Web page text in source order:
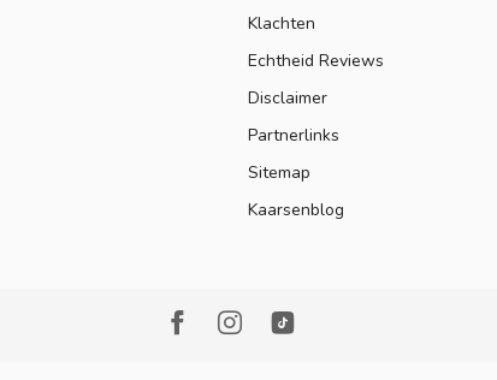
Klachten
Echtheid Reviews
Disclaimer
Partnerlinks
Sitemap
Kaarsenblog